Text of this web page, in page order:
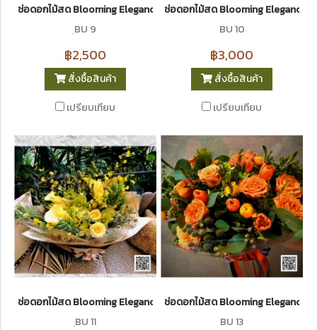
ช่อดอกไม้สด Blooming Elegance 9
ฺBU 9
฿2,500
สั่งซื้อสินค้า
เปรียบเทียบ
ช่อดอกไม้สด Blooming Elegance
BU 10
฿3,000
สั่งซื้อสินค้า
เปรียบเทียบ
ช่อดอกไม้สด Blooming Elegance 11
ฺBU 11
ช่อดอกไม้สด Blooming Elegance 13
BU 13